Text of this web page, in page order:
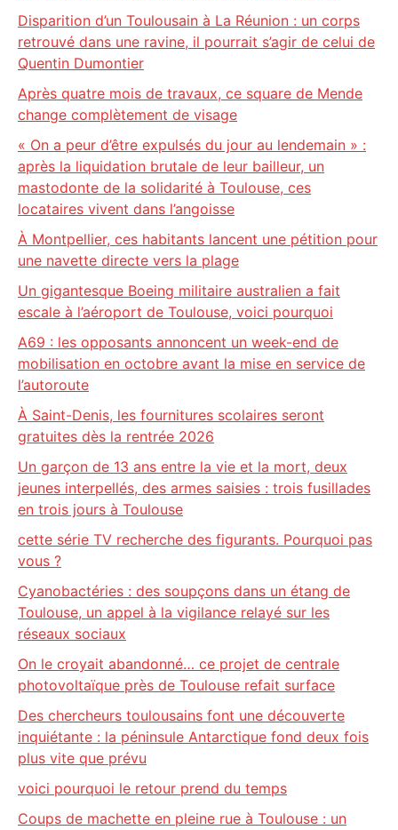
Disparition d’un Toulousain à La Réunion : un corps
retrouvé dans une ravine, il pourrait s’agir de celui de
Quentin Dumontier
Après quatre mois de travaux, ce square de Mende
change complètement de visage
« On a peur d’être expulsés du jour au lendemain » :
après la liquidation brutale de leur bailleur, un
mastodonte de la solidarité à Toulouse, ces
locataires vivent dans l’angoisse
À Montpellier, ces habitants lancent une pétition pour
une navette directe vers la plage
Un gigantesque Boeing militaire australien a fait
escale à l’aéroport de Toulouse, voici pourquoi
A69 : les opposants annoncent un week-end de
mobilisation en octobre avant la mise en service de
l’autoroute
À Saint-Denis, les fournitures scolaires seront
gratuites dès la rentrée 2026
Un garçon de 13 ans entre la vie et la mort, deux
jeunes interpellés, des armes saisies : trois fusillades
en trois jours à Toulouse
cette série TV recherche des figurants. Pourquoi pas
vous ?
Cyanobactéries : des soupçons dans un étang de
Toulouse, un appel à la vigilance relayé sur les
réseaux sociaux
On le croyait abandonné… ce projet de centrale
photovoltaïque près de Toulouse refait surface
Des chercheurs toulousains font une découverte
inquiétante : la péninsule Antarctique fond deux fois
plus vite que prévu
voici pourquoi le retour prend du temps
Coups de machette en pleine rue à Toulouse : un